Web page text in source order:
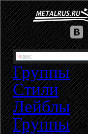
Группы
Стили
Лейблы
Группы»